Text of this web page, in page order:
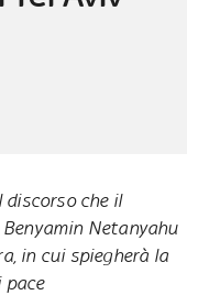
che il
Netanyahu
in cui spiegherà la
pace